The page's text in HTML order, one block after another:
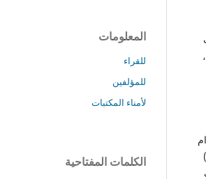
(العدد 534)
المعلومات
للقراء
للمؤلفين
لأمناء المكتبات
الكلمات المفتاحية